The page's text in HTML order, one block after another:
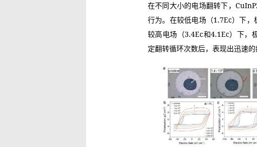
在不同大小的电场翻转下，
行为。在较低电场（1.7Ec）下
较高电场（3.4Ec和4.1Ec）下，
定翻转循环次数后，表现出迅速的